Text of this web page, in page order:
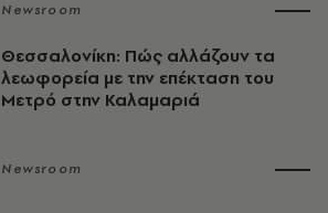
Newsroom
Θεσσαλονίκη: Πώς αλλάζουν τα
λεωφορεία με την επέκταση του
Μετρό στην Καλαμαριά
Newsroom